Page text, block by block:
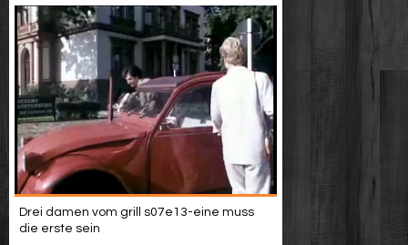
Drei damen vom grill s07e13-eine muss
die erste sein